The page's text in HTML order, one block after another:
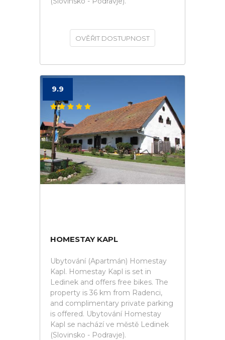
OVĚŘIT DOSTUPNOST
9.9
HOMESTAY KAPL
Ubytování (Apartmán) Homestay
Kapl. Homestay Kapl is set in
Ledinek and offers free bikes. The
property is 36 km from Radenci,
and complimentary private parking
is offered. Ubytování Homestay
Kapl se nachází ve městě Ledinek
(Slovinsko - Podravje).